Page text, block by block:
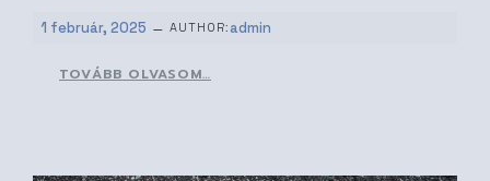
1 február, 2025 – AUTHOR:admin
TOVÁBB OLVASOM…